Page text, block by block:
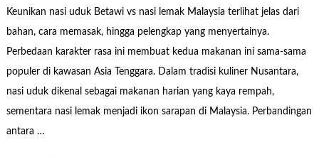
Keunikan nasi uduk Betawi vs nasi lemak Malaysia terlihat jelas dari
bahan, cara memasak, hingga pelengkap yang menyertainya.
Perbedaan karakter rasa ini membuat kedua makanan ini sama-sama
populer di kawasan Asia Tenggara. Dalam tradisi kuliner Nusantara,
nasi uduk dikenal sebagai makanan harian yang kaya rempah,
sementara nasi lemak menjadi ikon sarapan di Malaysia. Perbandingan
antara …